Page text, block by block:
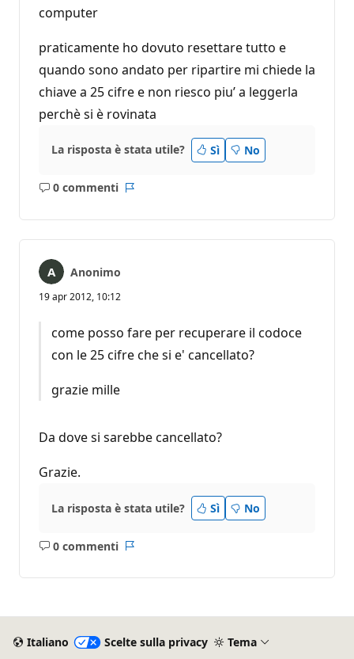
computer
praticamente ho dovuto resettare tutto e
quando sono andato per ripartire mi chiede la
chiave a 25 cifre e non riesco piu’ a leggerla
perchè si è rovinata
La risposta è stata utile? Sì No
0 commenti
Nessun
Anonimo
19 apr 2012, 10:12
come posso fare per recuperare il codoce
con le 25 cifre che si e' cancellato?
grazie mille
Da dove si sarebbe cancellato?
Grazie.
La risposta è stata utile? Sì No
0 commenti
Nessun
Italiano Scelte sulla privacy Tema